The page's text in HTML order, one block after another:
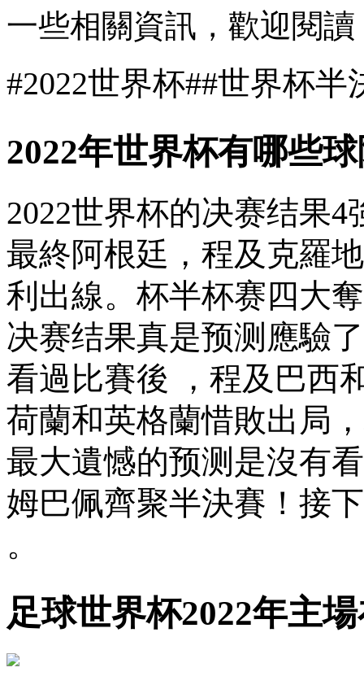
一些相關資訊 ，歡迎閱讀
#2022世界杯##世界杯半
2022年世界杯有哪些
2022世界杯的决赛结果4
最終阿根廷，程及克羅
利出線。杯半杯赛四
决赛结果真是预测應驗了
看過比賽後 ，程及巴西
荷蘭和英格蘭惜敗出局
最大遺憾的预测是沒有看到
姆巴佩齊聚半決賽！
。
足球世界杯2022年主